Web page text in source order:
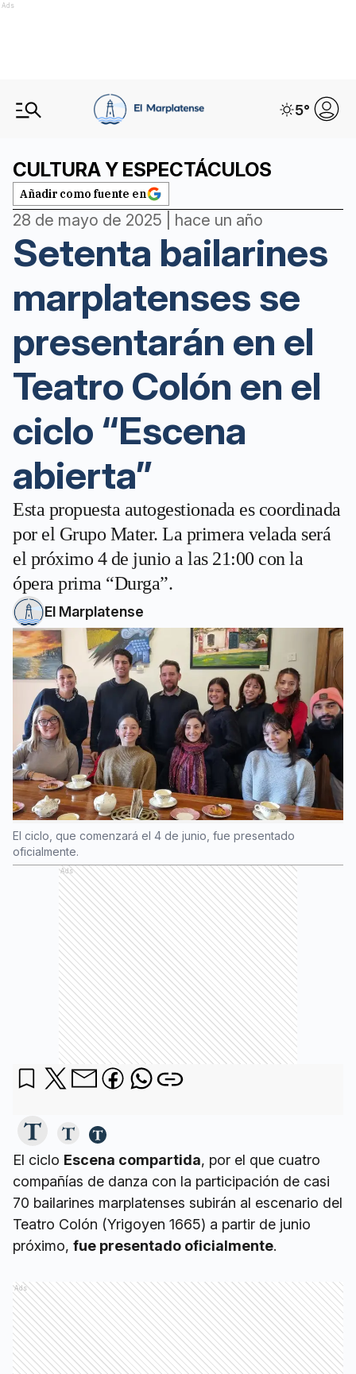
Ads
5°
CULTURA Y ESPECTÁCULOS
Añadir como fuente en
28 de mayo de 2025 | hace un año
Setenta bailarines
marplatenses se
presentarán en el
Teatro Colón en el
ciclo “Escena
abierta”
Esta propuesta autogestionada es coordinada
por el Grupo Mater. La primera velada será
el próximo 4 de junio a las 21:00 con la
ópera prima “Durga”.
El Marplatense
El ciclo, que comenzará el 4 de junio, fue presentado
oficialmente.
Ads
El ciclo Escena compartida, por el que cuatro
compañías de danza con la participación de casi
70 bailarines marplatenses subirán al escenario del
Teatro Colón (Yrigoyen 1665) a partir de junio
próximo, fue presentado oficialmente.
Ads